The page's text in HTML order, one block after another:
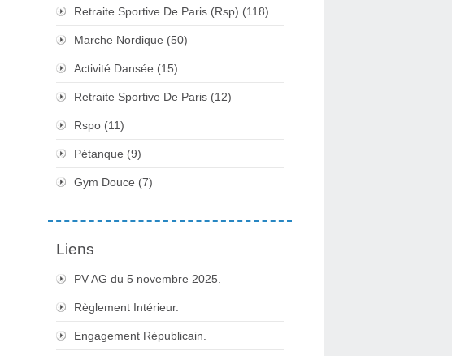
Retraite Sportive De Paris (Rsp) (118)
Marche Nordique (50)
Activité Dansée (15)
Retraite Sportive De Paris (12)
Rspo (11)
Pétanque (9)
Gym Douce (7)
Liens
PV AG du 5 novembre 2025.
Règlement Intérieur.
Engagement Républicain.